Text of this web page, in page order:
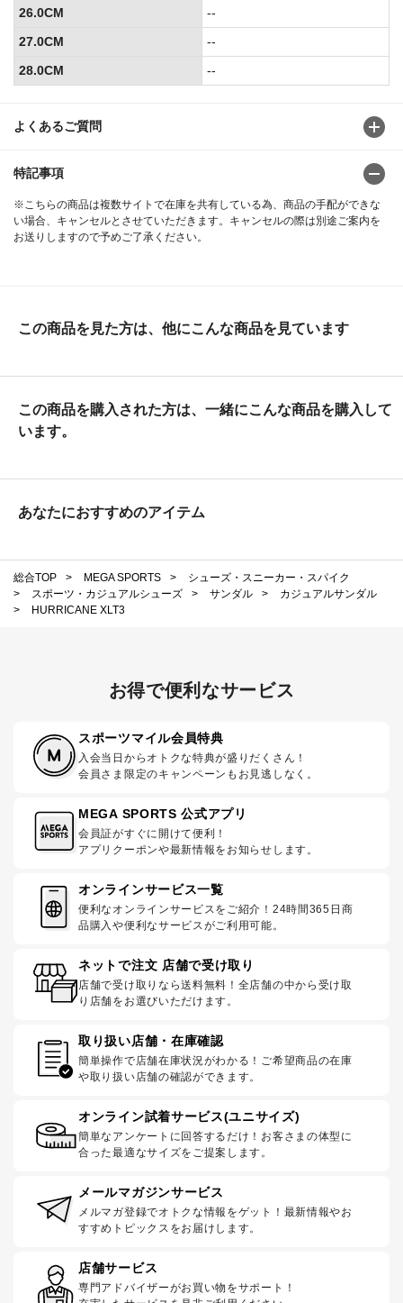
よくあるご質問
特記事項
※こちらの商品は複数サイトで在庫を共有している為、商品の手配ができな
い場合、キャンセルとさせていただきます。キャンセルの際は別途ご案内を
お送りしますので予めご了承ください。
26.0CM
--
27.0CM
--
28.0CM
--
この商品を見た方は、他にこんな商品を見ています
この商品を購入された方は、一緒にこんな商品を購入して
います。
あなたにおすすめのアイテム
総合TOP > MEGA SPORTS >
シューズ・スニーカー・スパイク
>
スポーツ・カジュアルシューズ > サンダル >
カジュアルサンダル
>
HURRICANE XLT3
お得で便利なサービス
スポーツマイル会員特典
入会当日からオトクな特典が盛りだくさん！
会員さま限定のキャンペーンもお見逃しなく。
MEGA SPORTS 公式アプリ
会員証がすぐに開けて便利！
アプリクーポンや最新情報をお知らせします。
オンラインサービス一覧
便利なオンラインサービスをご紹介！24時間365日商
品購入や便利なサービスがご利用可能。
ネットで注文 店舗で受け取り
店舗で受け取りなら送料無料！全店舗の中から受け取
り店舗をお選びいただけます。
取り扱い店舗・在庫確認
簡単操作で店舗在庫状況がわかる！ご希望商品の在庫
や取り扱い店舗の確認ができます。
オンライン試着サービス(ユニサイズ)
簡単なアンケートに回答するだけ！お客さまの体型に
合った最適なサイズをご提案します。
メールマガジンサービス
メルマガ登録でオトクな情報をゲット！最新情報やお
すすめトピックスをお届けします。
店舗サービス
専門アドバイザーがお買い物をサポート！